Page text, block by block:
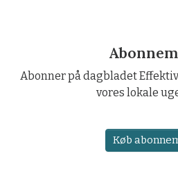
Abonner på dagbladet
vores lokale
Køb